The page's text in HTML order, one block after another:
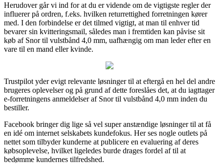
Herudover går vi ind for at du er vidende om de vigtigste regler der
influerer på ordren, f.eks. hvilken returrettighed forretningen kører
med. I den forbindelse er det tilmed vigtigt, at man til enhver tid
bevarer sin kvitteringsmail, således man i fremtiden kan påvise sit
køb af Snor til vulstbånd 4,0 mm, uafhængig om man leder efter en
vare til en mand eller kvinde.
Trustpilot yder evigt relevante løsninger til at eftergå en hel del andre
brugeres oplevelser og på grund af dette foreslåes det, at du iagttager
e-forretningens anmeldelser af Snor til vulstbånd 4,0 mm inden du
bestiller.
Facebook bringer dig lige så vel super anstændige løsninger til at få
en idé om internet selskabets kundefokus. Her ses nogle outlets på
nettet som tilbyder kunderne at publicere en evaluering af deres
købsoplevelse, hvilket ligeledes burde drages fordel af til at
bedømme kundernes tilfredshed.